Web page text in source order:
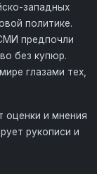
западных
политике.
предпочли
без купюр.
глазами тех,
оценки и мнения
рукописи и